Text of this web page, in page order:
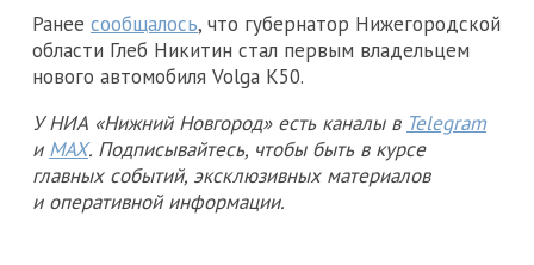
Ранее сообщалось, что губернатор Нижегородской
области Глеб Никитин стал первым владельцем
нового автомобиля Volga K50.
У НИА «Нижний Новгород» есть каналы в Telegram
и MAX. Подписывайтесь, чтобы быть в курсе
главных событий, эксклюзивных материалов
и оперативной информации.